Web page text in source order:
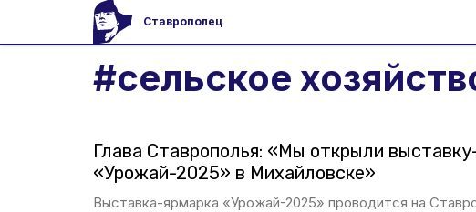
Ставрополец
#сельское
Глава Ставрополья: «Мы открыли
«Урожай-2025» в Михайловске»
Выставка-ярмарка «Урожай-2025» проводится на